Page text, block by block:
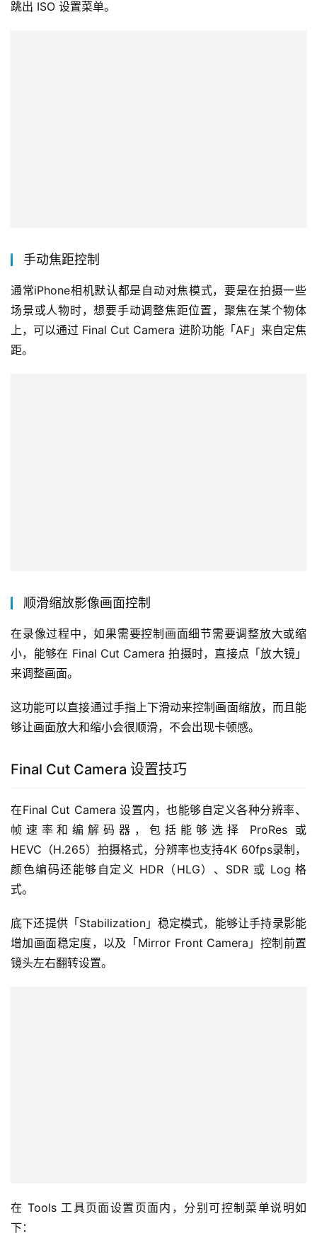
跳出 ISO 设置菜单。
手动焦距控制
通常iPhone相机默认都是自动对焦模式，要是在拍摄一些
场景或人物时，想要手动调整焦距位置，聚焦在某个物体
上，可以通过 Final Cut Camera 进阶功能「AF」来自定焦
距。
顺滑缩放影像画面控制
在录像过程中，如果需要控制画面细节需要调整放大或缩
小，能够在 Final Cut Camera 拍摄时，直接点「放大镜」
来调整画面。
这功能可以直接通过手指上下滑动来控制画面缩放，而且能
够让画面放大和缩小会很顺滑，不会出现卡顿感。
Final Cut Camera 设置技巧
在Final Cut Camera 设置内，也能够自定义各种分辨率、
帧速率和编解码器，包括能够选择 ProRes 或
HEVC（H.265）拍摄格式，分辨率也支持4K 60fps录制，
颜色编码还能够自定义 HDR（HLG）、SDR 或 Log 格
式。
底下还提供「Stabilization」稳定模式，能够让手持录影能
增加画面稳定度，以及「Mirror Front Camera」控制前置
镜头左右翻转设置。
在 Tools 工具页面设置页面内，分别可控制菜单说明如
下：